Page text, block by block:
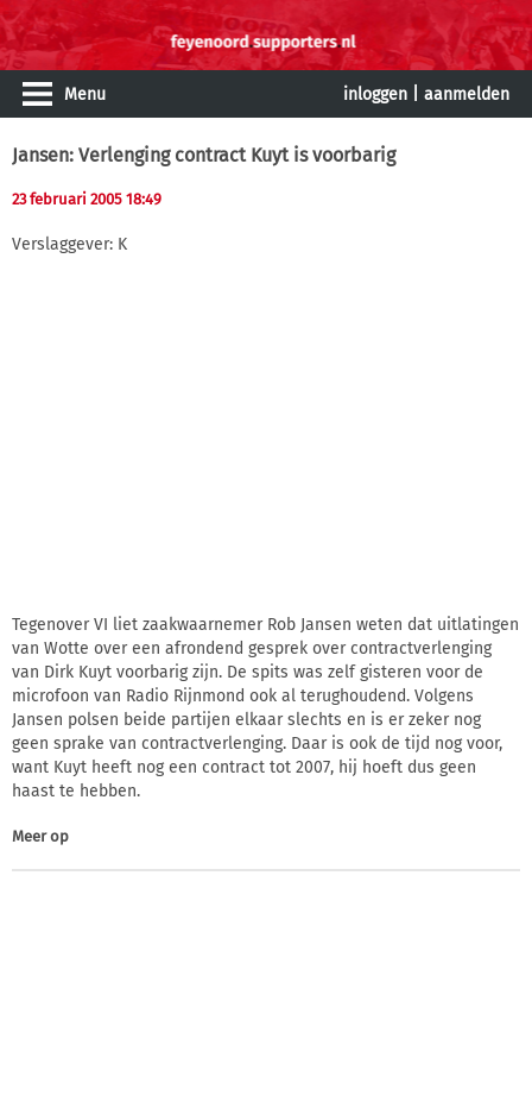
Menu inloggen aanmelden
Jansen: Verlenging contract Kuyt is voorbarig
23 februari 2005 18:49
Verslaggever: K
Tegenover VI liet zaakwaarnemer Rob Jansen weten dat uitlatingen
van Wotte over een afrondend gesprek over contractverlenging
van Dirk Kuyt voorbarig zijn. De spits was zelf gisteren voor de
microfoon van Radio Rijnmond ook al terughoudend. Volgens
Jansen polsen beide partijen elkaar slechts en is er zeker nog
geen sprake van contractverlenging. Daar is ook de tijd nog voor,
want Kuyt heeft nog een contract tot 2007, hij hoeft dus geen
haast te hebben.
Meer op